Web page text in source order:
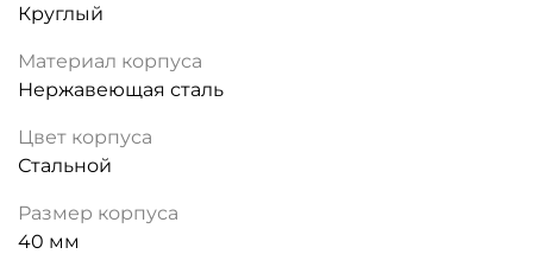
Круглый
Материал корпуса
Нержавеющая сталь
Цвет корпуса
Стальной
Размер корпуса
40 мм